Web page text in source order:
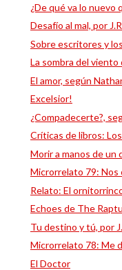
¿De qué va lo nuevo
Desafío al mal, por
Sobre escritores y
La sombra del viento
El amor, según
Excelsior!
¿Compadecerte?,
Críticas de libros:
Morir a manos de un
Microrrelato 79: Nos
Relato: El
Echoes de The
Tu destino y tú, por
Microrrelato 78: Me
El Doctor